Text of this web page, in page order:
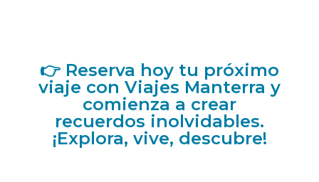
👉 Reserva hoy tu próximo
viaje con Viajes Manterra y
comienza a crear
recuerdos inolvidables.
¡Explora, vive, descubre!